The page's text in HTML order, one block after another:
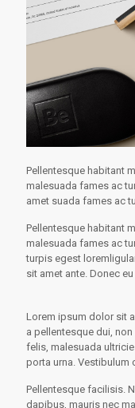
Pellentesque habitant
malesuada fames ac
amet suada fames ac
Pellentesque habitant
malesuada fames ac
turpis egest
sit amet ante. Donec
Lorem ipsum dolor sit
a pellentesque dui,
felis, malesuada
porta urna. Vestibulum
Pellentesque facilisis.
dapibus, mauris nec